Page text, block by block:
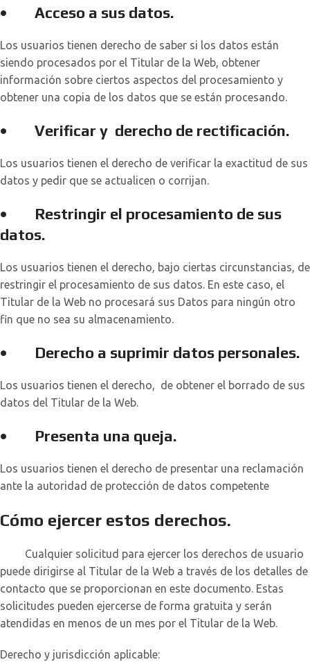
• Acceso a sus datos.
Los usuarios tienen derecho de saber si los datos están
siendo procesados por el Titular de la Web, obtener
información sobre ciertos aspectos del procesamiento y
obtener una copia de los datos que se están procesando.
• Verificar y derecho de rectificación.
Los usuarios tienen el derecho de verificar la exactitud de sus
datos y pedir que se actualicen o corrijan.
• Restringir el procesamiento de sus
datos.
Los usuarios tienen el derecho, bajo ciertas circunstancias, de
restringir el procesamiento de sus datos. En este caso, el
Titular de la Web no procesará sus Datos para ningún otro
fin que no sea su almacenamiento.
• Derecho a suprimir datos personales.
Los usuarios tienen el derecho, de obtener el borrado de sus
datos del Titular de la Web.
• Presenta una queja.
Los usuarios tienen el derecho de presentar una reclamación
ante la autoridad de protección de datos competente
Cómo ejercer estos derechos.
Cualquier solicitud para ejercer los derechos de usuario
puede dirigirse al Titular de la Web a través de los detalles de
contacto que se proporcionan en este documento. Estas
solicitudes pueden ejercerse de forma gratuita y serán
atendidas en menos de un mes por el Titular de la Web.
Derecho y jurisdicción aplicable: